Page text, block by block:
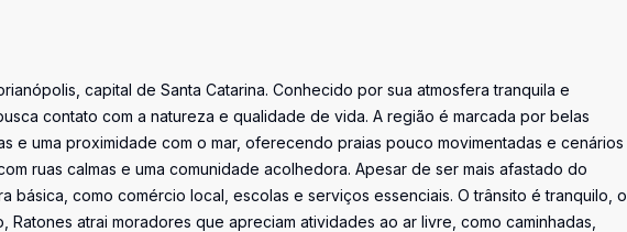
capital de Santa Catarina. Conhecido por sua atmosfera tranquila e
contato com a natureza e qualidade de vida. A região é marcada por belas
e uma proximidade com o mar, oferecendo praias pouco movimentadas e cenários
ruas calmas e uma comunidade acolhedora. Apesar de ser mais afastado do
básica, como comércio local, escolas e serviços essenciais. O trânsito é tranquilo, o
atrai moradores que apreciam atividades ao ar livre, como caminhadas,